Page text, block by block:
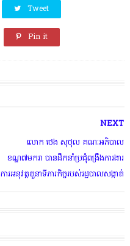
Tweet
Pin it
NEXT
លោក ថេង សុថុល គណៈអភិបាល
ខណ្ឌ៧មករា បានដឹកនាំប្រជុំពង្រឹងការងារ
ការអនុវត្តតួនាទីភារកិច្ចរបស់រដ្ឋបាលសង្កាត់